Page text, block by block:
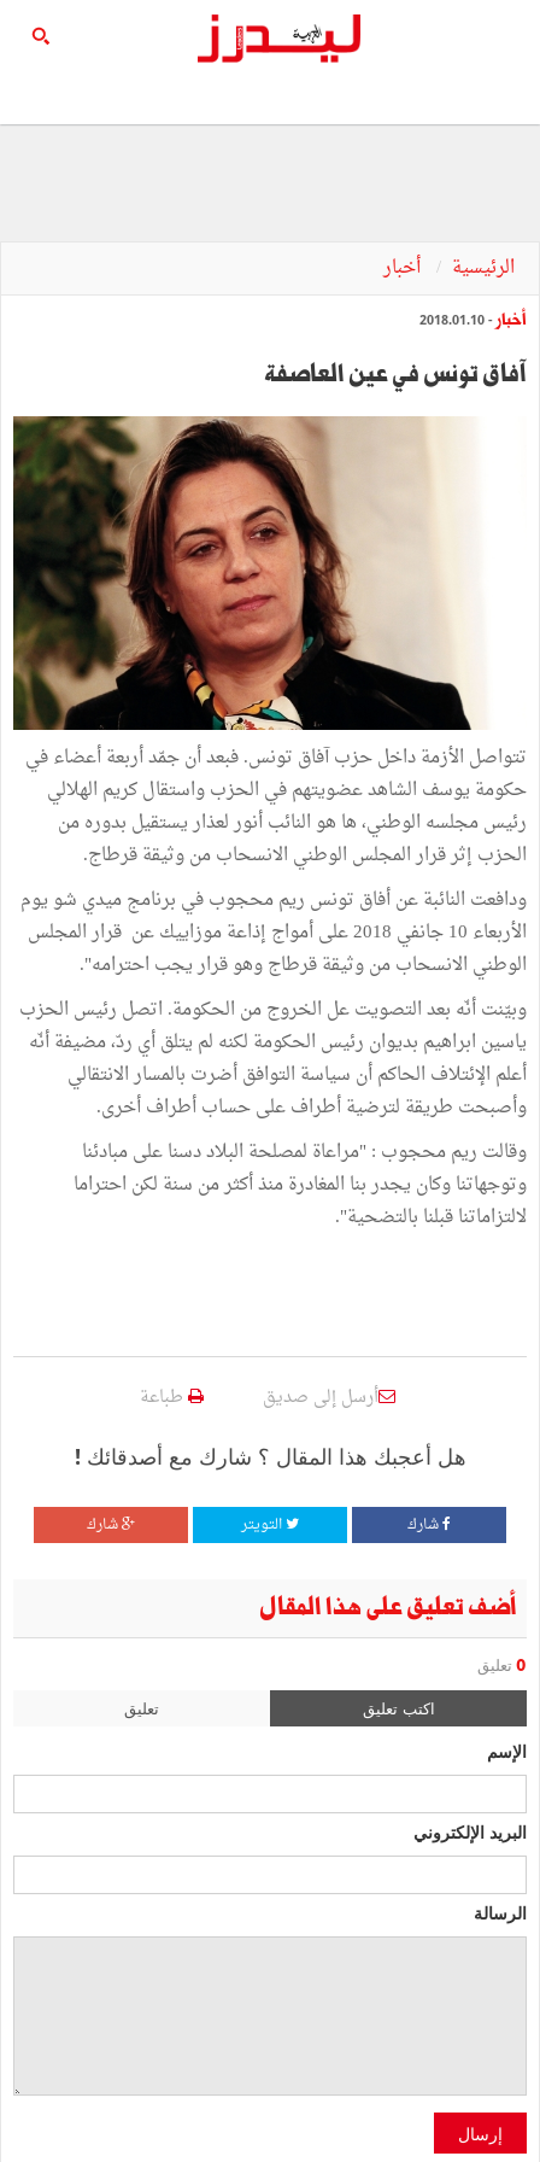
الرئيسية أخبار
أخبار - 2018.01.10
آفاق تونس في عين العاصفة
تتواصل الأزمة داخل حزب آفاق تونس. فبعد أن جمّد أربعة أعضاء في
حكومة يوسف الشاهد عضويتهم في الحزب واستقال كريم الهلالي
رئيس مجلسه الوطني، ها هو النائب أنور لعذار يستقيل بدوره من
الحزب إثر قرار المجلس الوطني الانسحاب من وثيقة قرطاج.
ودافعت النائبة عن أفاق تونس ريم محجوب في برنامج ميدي شو يوم
الأربعاء 10 جانفي 2018 على أمواج إذاعة موزاييك عن قرار المجلس
الوطني الانسحاب من وثيقة قرطاج وهو قرار يجب احترامه".
وبيّنت أنّه بعد التصويت عل الخروج من الحكومة. اتصل رئيس الحزب
ياسين ابراهيم بديوان رئيس الحكومة لكنه لم يتلق أي ردّ، مضيفة أنّه
أعلم الإئتلاف الحاكم أن سياسة التوافق أضرت بالمسار الانتقالي
وأصبحت طريقة لترضية أطراف على حساب أطراف أخرى.
وقالت ريم محجوب : "مراعاة لمصلحة البلاد دسنا على مبادئنا
وتوجهاتنا وكان يجدر بنا المغادرة منذ أكثر من سنة لكن احتراما
لالتزاماتنا قبلنا بالتضحية".
أرسل إلى صديق طباعة
هل أعجبك هذا المقال ؟ شارك مع أصدقائك !
شارك التويتر شارك
أضف تعليق على هذا المقال
0 تعليق
اكتب تعليق تعليق
الإسم
البريد الإلكتروني
الرسالة
إرسال